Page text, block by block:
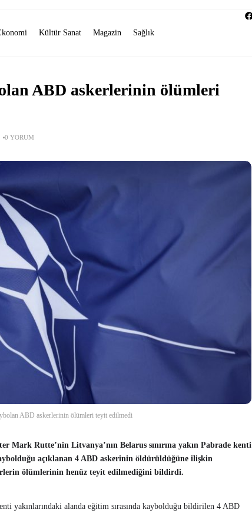
Kültür Sanat Magazin Sağlık
ABD askerlerinin ölümleri
0 YORUM
ABD askerlerinin ölümleri teyit edilmedi
Mark Rutte’nin Litvanya’nın Belarus sınırına yakın Pabrade kenti
açıklanan 4 ABD askerinin öldürüldüğüne ilişkin
ölümlerinin henüz teyit edilmediğini bildirdi.
yakınlarındaki alanda eğitim sırasında kaybolduğu bildirilen 4 ABD